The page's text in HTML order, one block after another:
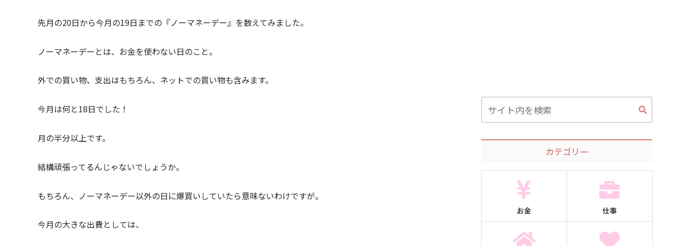
先月の20日から今月の19日までの『ノーマネーデー』を数えてみました。
ノーマネーデーとは、お金を使わない日のこと。
外での買い物、支出はもちろん、ネットでの買い物も含みます。
今月は何と18日でした！
月の半分以上です。
結構頑張ってるんじゃないでしょうか。
もちろん、ノーマネーデー以外の日に爆買いしていたら意味ないわけですが。
今月の大きな出費としては、
カテゴリー
お金 仕事